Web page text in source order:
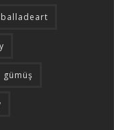
balladeart
gümüş